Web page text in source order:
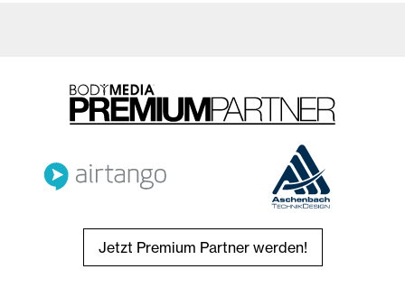
Jetzt Premium Partner werden!